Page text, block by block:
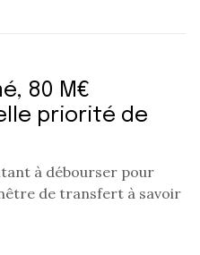
80 M€
priorité de
à débourser pour
de transfert à savoir